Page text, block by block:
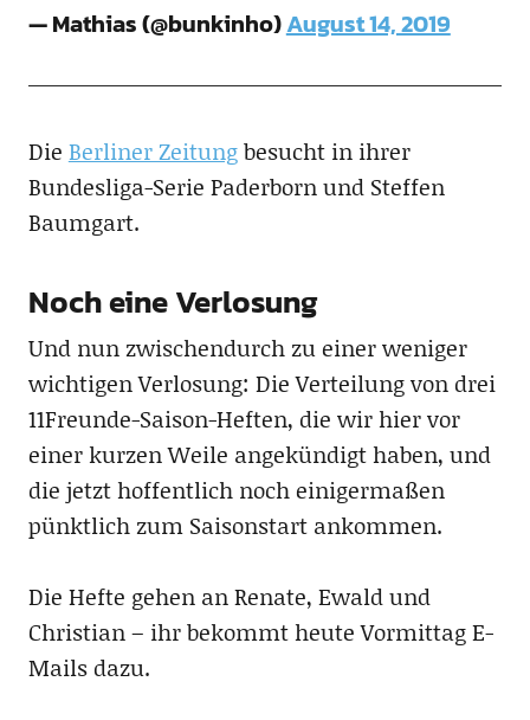
— Mathias (@bunkinho)August 14, 2019
Die Berliner Zeitungbesucht in ihrer
Bundesliga-Serie Paderborn und Steffen
Baumgart.
Noch eine Verlosung
Und nun zwischendurch zu einer weniger
wichtigen Verlosung: Die Verteilung von drei
11Freunde-Saison-Heften, die wir hier vor
einer kurzen Weile angekündigt haben, und
die jetzt hoffentlich noch einigermaßen
pünktlich zum Saisonstart ankommen.
Die Hefte gehen an Renate, Ewald und
Christian – ihr bekommt heute Vormittag E-
Mails dazu.